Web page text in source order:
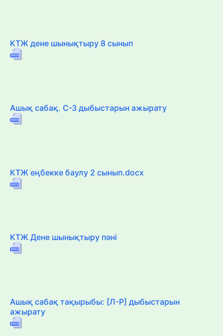
КТЖ дене шынықтыру 8 сынып
Ашық сабақ. С-З дыбыстарын ажырату
КТЖ еңбекке баулу 2 сынып.docx
КТЖ Дене шынықтыру пәні
Ашық сабақ тақырыбы: [Л-Р] дыбыстарын
ажырату